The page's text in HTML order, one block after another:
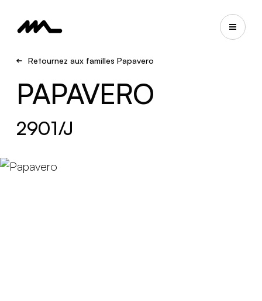
Retournez aux familles Papavero
PAPAVERO
2901/J